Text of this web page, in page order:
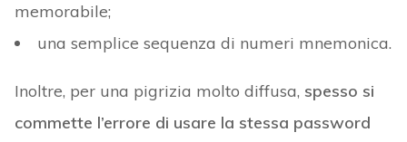
memorabile;
una semplice sequenza di numeri mnemonica.
Inoltre, per una pigrizia molto diffusa, spesso si
commette l’errore di usare la stessa password